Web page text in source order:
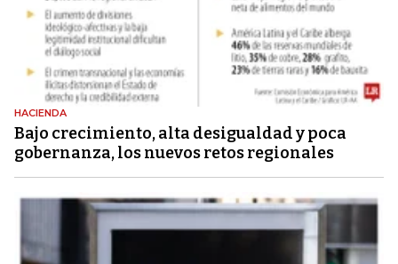
HACIENDA
Bajo crecimiento, alta desigualdad y poca
gobernanza, los nuevos retos regionales